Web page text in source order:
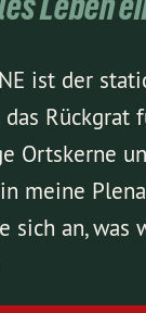
ist der
Rückgrat
Ortskerne
meine
sich an, was